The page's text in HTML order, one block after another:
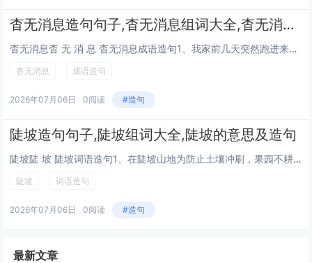
杳无消息造句句子,杳无消息组词大全,杳无消息的意思及造句
杳无消息杳 无 消 息 杳无消息成语造句1、我家前几天突然跑进来一只可爱的小猫咪，是只狸花猫。我特别喜欢它，可是突然有一天它不见了怎么找都找不到，杳无消息，好像从来都没有来过一般。2、小学的语文老师十分严厉，但渐渐长大再也没有见到过她了，电...
杳无消息 成语造句
2026年07月06日 0阅读 #造句
陡坡造句句子,陡坡组词大全,陡坡的意思及造句
陡坡陡 坡 陡坡词语造句1、在陡坡山地为防止土壤冲刷，果园不耕翻。2、这都是黄支书生前发动群众退耕平田的成果，而过去这里都是陡坡洼，寸草不生。3、兜兜转转，四人又来到月亡山北面，刚才路过时已暗中留心此处环境，这里陡坡向下，遍布碎石，周围枝叶...
陡坡 词语造句
2026年07月06日 0阅读 #造句
最新文章